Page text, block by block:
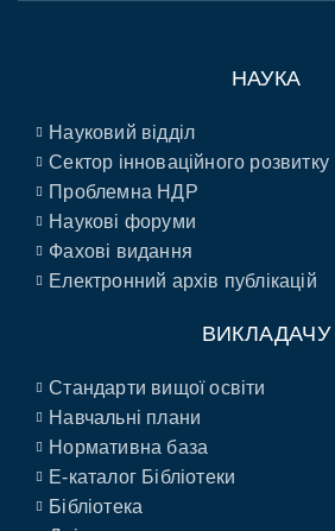
НАУКА
Науковий відділ
Сектор інноваційного розвитку
Проблемна НДР
Наукові форуми
Фахові видання
Електронний архів публікацій
ВИКЛАДАЧУ
Стандарти вищої освіти
Навчальні плани
Нормативна база
E-каталог Бібліотеки
Бібліотека